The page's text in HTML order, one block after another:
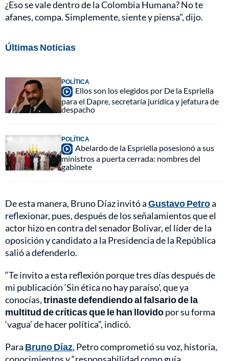
¿Eso se vale dentro de la Colombia Humana? No te
afanes, compa. Simplemente, siente y piensa", dijo.
Últimas Noticias
POLÍTICA
Ellos son los elegidos por De la Espriella
para el Dapre, secretaría jurídica y jefatura de
despacho
POLÍTICA
Abelardo de la Espriella posesionó a sus
ministros a puerta cerrada: nombres del
gabinete
De esta manera, Bruno Díaz invitó aGustavo Petroa
reflexionar, pues, después de los señalamientos que el
actor hizo en contra del senador Bolívar, el líder de la
oposición y candidato a la Presidencia de la República
salió a defenderlo.
“Te invito a esta reflexión porque tres días después de
mi publicación ‘Sin ética no hay paraíso’, que ya
conocías,trinaste defendiendo al falsario de la
multitud de críticas que le han llovidopor su forma
‘vagua’ de hacer política”, indicó.
Para Bruno Díaz, Petro comprometió su voz, historia,